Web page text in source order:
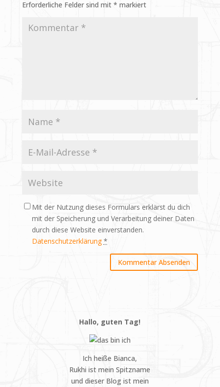
Erforderliche Felder sind mit * markiert
Mit der Nutzung dieses Formulars erklärst du dich
mit der Speicherung und Verarbeitung deiner Daten
durch diese Website einverstanden.
Datenschutzerklärung *
Hallo, guten Tag!
Ich heiße Bianca,
Rukhi ist mein Spitzname
und dieser Blog ist mein